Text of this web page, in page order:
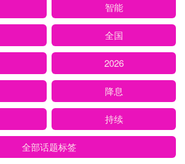
智能
全国
2026
降息
持续
全部话题标签